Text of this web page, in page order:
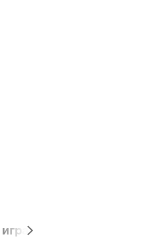
саму себя